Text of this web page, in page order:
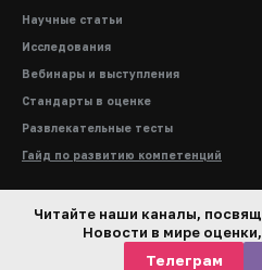
Научные статьи
Исследования
Вебинары и выступления
Стандарты в оценке
Развлекательные тесты
Гайд по развитию компетенций
Читайте наши каналы,
Новости в мире
Телеграм